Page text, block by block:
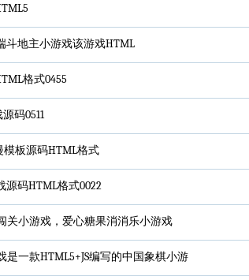
斗地主小游戏该游戏HTML
格式0455
码0511
模板源码HTML格式
源码HTML格式0022
关小游戏，爱心糖果消消乐小游戏
是一款HTML5+JS编写的中国象棋小游